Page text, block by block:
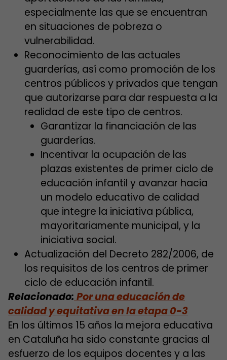
especialmente las que se encuentran
en situaciones de pobreza o
vulnerabilidad.
Reconocimiento de las actuales
guarderías, así como promoción de los
centros públicos y privados que tengan
que autorizarse para dar respuesta a la
realidad de este tipo de centros.
Garantizar la financiación de las
guarderías.
Incentivar la ocupación de las
plazas existentes de primer ciclo de
educación infantil y avanzar hacia
un modelo educativo de calidad
que integre la iniciativa pública,
mayoritariamente municipal, y la
iniciativa social.
Actualización del Decreto 282/2006, de
los requisitos de los centros de primer
ciclo de educación infantil.
Relacionado: Por una educación de
calidad y equitativa en la etapa 0-3
En los últimos 15 años la mejora educativa
en Cataluña ha sido constante gracias al
esfuerzo de los equipos docentes y a las